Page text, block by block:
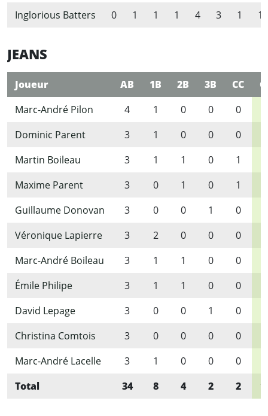
Inglorious Batters
0 1 1 1 4 3 1 11
JEANS
Joueur AB 1B 2B 3B CC
Marc-André Pilon
4 1 0 0 0
Dominic Parent
3 1 0 0 0
Martin Boileau
3 1 1 0 1
Maxime Parent
3 0 1 0 1
Guillaume Donovan
3 0 0 1 0
Véronique Lapierre
3 2 0 0 0
Marc-André Boileau
3 1 1 0 0
Émile Philipe
3 1 1 0 0
David Lepage
3 0 0 1 0
Christina Comtois
3 0 0 0 0
Marc-André Lacelle
3 1 0 0 0
Total
34 8 4 2 2